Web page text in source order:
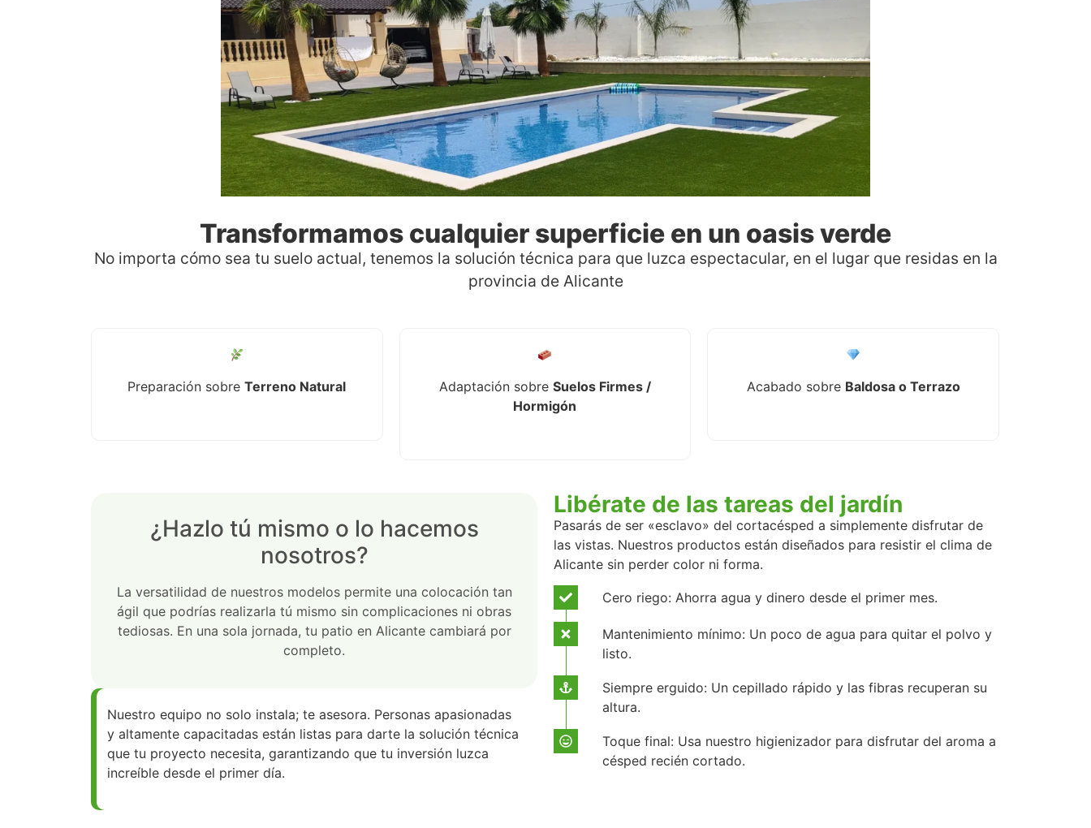
Transformamos cualquier superficie en un oasis verde
No importa cómo sea tu suelo actual, tenemos la solución técnica para que luzca espectacular, en el lugar que residas en la
provincia de Alicante
Preparación sobreTerreno Natural Adaptación sobre Suelos Firmes /
Hormigón
Acabado sobre Baldosa o Terrazo
¿Hazlo tú mismo o lo hacemos
nosotros?
La versatilidad de nuestros modelos permite una colocación tan
ágil que podrías realizarla tú mismo sin complicaciones ni obras
tediosas. En una sola jornada, tu patio en Alicante cambiará por
completo.
Nuestro equipo no solo instala; te asesora. Personas apasionadas
y altamente capacitadas están listas para darte la solución técnica
que tu proyecto necesita, garantizando que tu inversión luzca
increíble desde el primer día.
Libérate de las tareas del jardín
Pasarás de ser «esclavo» del cortacésped a simplemente disfrutar de
las vistas. Nuestros productos están diseñados para resistir el clima de
Alicante sin perder color ni forma.
Cero riego: Ahorra agua y dinero desde el primer mes.
Mantenimiento mínimo: Un poco de agua para quitar el polvo y
listo.
Siempre erguido: Un cepillado rápido y las fibras recuperan su
altura.
Toque final: Usa nuestro higienizador para disfrutar del aroma a
césped recién cortado.